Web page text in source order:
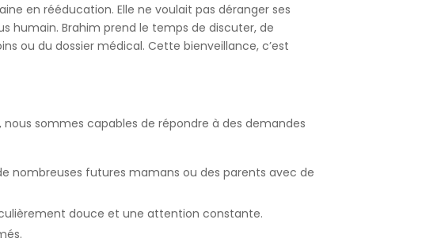
en rééducation. Elle ne voulait pas déranger ses
humain. Brahim prend le temps de discuter, de
ou du dossier médical. Cette bienveillance, c’est
sommes capables de répondre à des demandes
nombreuses futures mamans ou des parents avec de
douce et une attention constante.